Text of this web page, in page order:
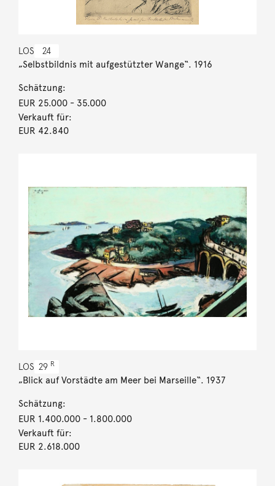
LOS 24
„Selbstbildnis mit aufgestützter Wange“. 1916
Schätzung:
EUR 25.000- 35.000
Verkauft für:
EUR 42.840
LOS 29 R
„Blick auf Vorstädte am Meer bei Marseille“. 1937
Schätzung:
EUR 1.400.000- 1.800.000
Verkauft für:
EUR 2.618.000